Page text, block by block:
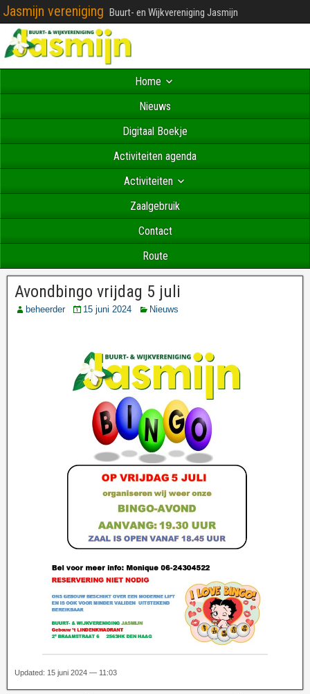
Jasmijn vereniging Buurt- en Wijkvereniging Jasmijn
Home
Nieuws
Digitaal Boekje
Activiteiten agenda
Activiteiten
Zaalgebruik
Contact
Route
Avondbingo vrijdag 5 juli
beheerder 15 juni 2024 Nieuws
Updated: 15 juni 2024 — 11:03